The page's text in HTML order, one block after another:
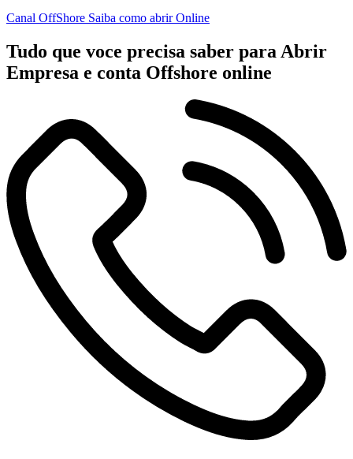
Canal OffShore Saiba como abrir Online
Tudo que voce precisa saber para Abrir
Empresa e conta Offshore online